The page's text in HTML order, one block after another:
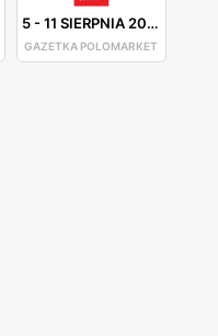
5-11 SIERPNIA 2026
GAZETKA POLOMARKET